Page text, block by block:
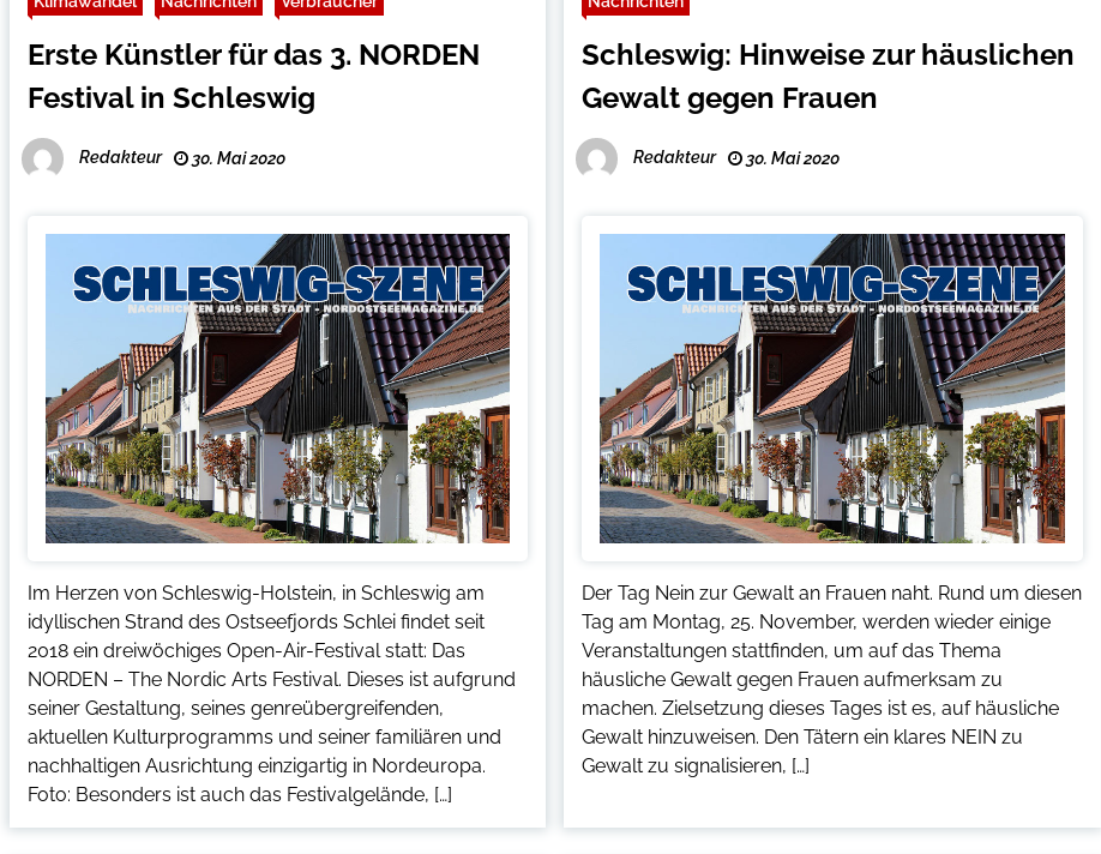
Erste Künstler für das 3. NORDEN
Festival in Schleswig
Redakteur 30. Mai 2020
Im Herzen von Schleswig-Holstein, in Schleswig am
idyllischen Strand des Ostseefjords Schlei findet seit
2018 ein dreiwöchiges Open-Air-Festival statt: Das
NORDEN – The Nordic Arts Festival. Dieses ist aufgrund
seiner Gestaltung, seines genreübergreifenden,
aktuellen Kulturprogramms und seiner familiären und
nachhaltigen Ausrichtung einzigartig in Nordeuropa.
Foto: Besonders ist auch das Festivalgelände, […]
Schleswig: Hinweise zur häuslichen
Gewalt gegen Frauen
Redakteur 30. Mai 2020
Der Tag Nein zur Gewalt an Frauen naht. Rund um diesen
Tag am Montag, 25. November, werden wieder einige
Veranstaltungen stattfinden, um auf das Thema
häusliche Gewalt gegen Frauen aufmerksam zu
machen. Zielsetzung dieses Tages ist es, auf häusliche
Gewalt hinzuweisen. Den Tätern ein klares NEIN zu
Gewalt zu signalisieren, […]